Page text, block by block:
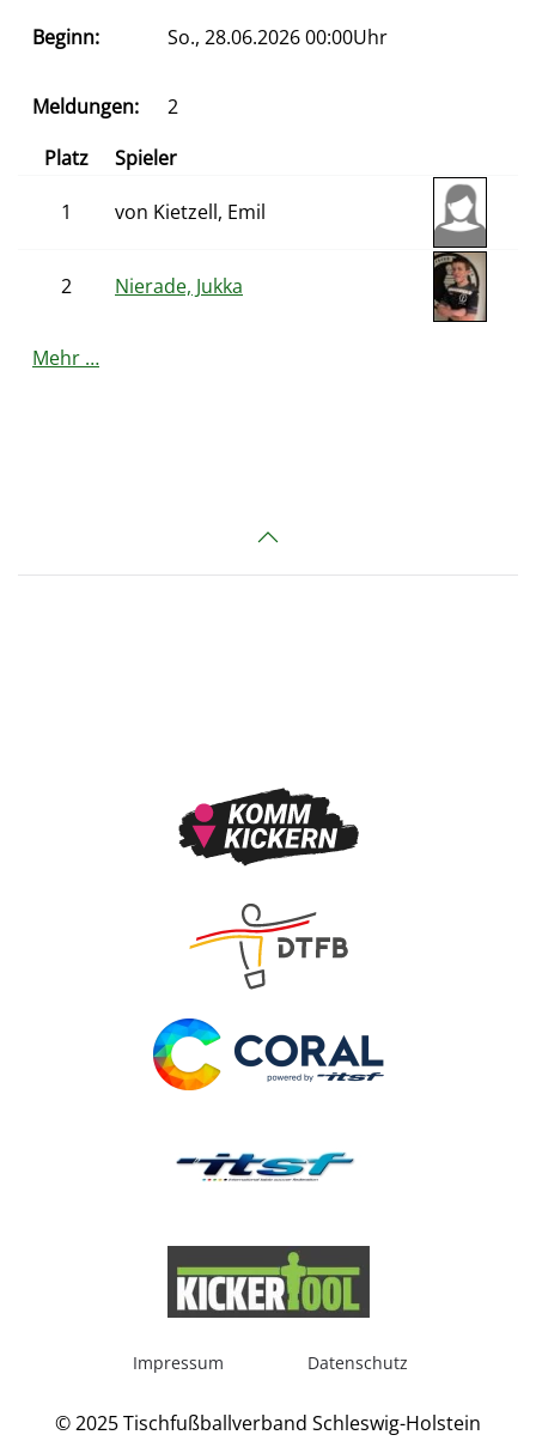
Beginn: So., 28.06.2026 00:00Uhr
Meldungen:
2
Platz
Spieler
1 von Kietzell, Emil
2 Nierade, Jukka
Mehr …
Impressum Datenschutz
© 2025 Tischfußballverband Schleswig-Holstein